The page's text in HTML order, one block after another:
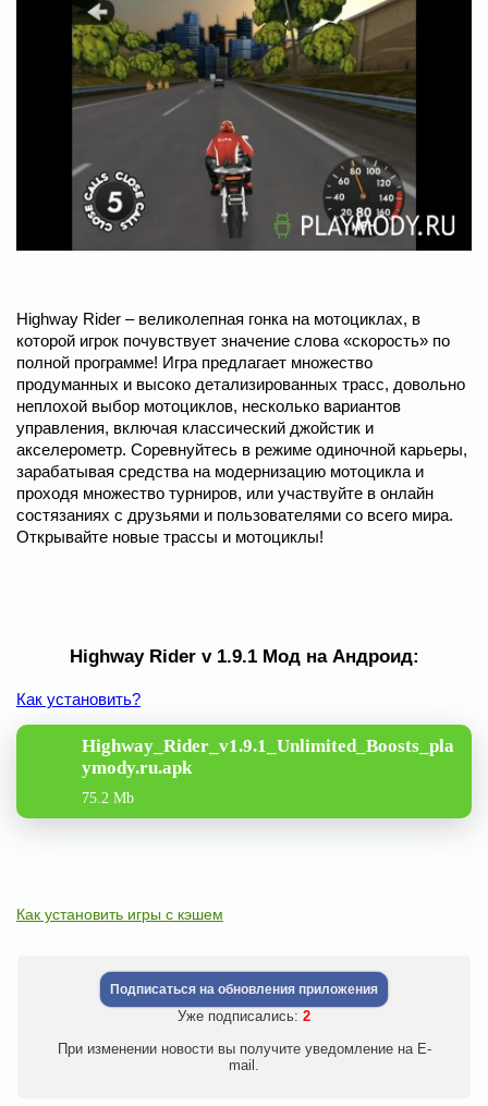
Highway Rider – великолепная гонка на мотоциклах, в
которой игрок почувствует значение слова «скорость» по
полной программе! Игра предлагает множество
продуманных и высоко детализированных трасс, довольно
неплохой выбор мотоциклов, несколько вариантов
управления, включая классический джойстик и
акселерометр. Соревнуйтесь в режиме одиночной карьеры,
зарабатывая средства на модернизацию мотоцикла и
проходя множество турниров, или участвуйте в онлайн
состязаниях с друзьями и пользователями со всего мира.
Открывайте новые трассы и мотоциклы!
Highway Rider v 1.9.1 Мод на Андроид:
Как установить?
Highway_Rider_v1.9.1_Unlimited_Boosts_pla
ymody.ru.apk
75.2 Mb
Как установить игры с кэшем
Подписаться на обновления приложения
Уже подписались: 2
При изменении новости вы получите уведомление на E-
mail.